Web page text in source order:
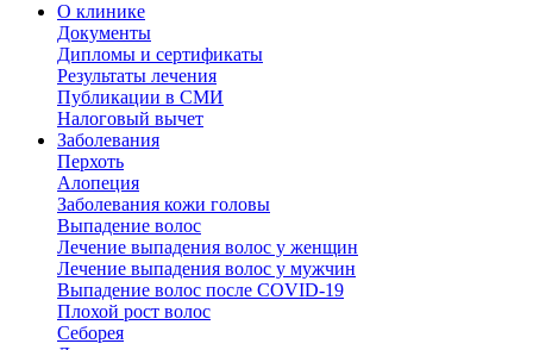
О клинике
Документы
Дипломы и сертификаты
Результаты лечения
Публикации в СМИ
Налоговый вычет
Заболевания
Перхоть
Алопеция
Заболевания кожи головы
Выпадение волос
Лечение выпадения волос у женщин
Лечение выпадения волос у мужчин
Выпадение волос после COVID-19
Плохой рост волос
Cеборея